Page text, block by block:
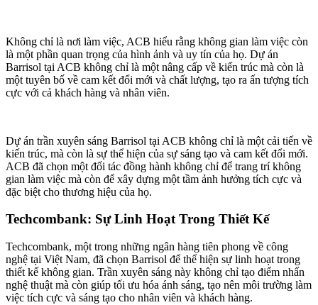
Không chỉ là nơi làm việc, ACB hiểu rằng không gian làm việc còn
là một phần quan trọng của hình ảnh và uy tín của họ. Dự án
Barrisol tại ACB không chỉ là một nâng cấp về kiến trúc mà còn là
một tuyên bố về cam kết đổi mới và chất lượng, tạo ra ấn tượng tích
cực với cả khách hàng và nhân viên.
Dự án trần xuyên sáng Barrisol tại ACB không chỉ là một cải tiến về
kiến trúc, mà còn là sự thể hiện của sự sáng tạo và cam kết đổi mới.
ACB đã chọn một đối tác đồng hành không chỉ để trang trí không
gian làm việc mà còn để xây dựng một tầm ảnh hưởng tích cực và
đặc biệt cho thương hiệu của họ.
Techcombank: Sự Linh Hoạt Trong Thiết Kế
Techcombank, một trong những ngân hàng tiên phong về công
nghệ tại Việt Nam, đã chọn Barrisol để thể hiện sự linh hoạt trong
thiết kế không gian. Trần xuyên sáng này không chỉ tạo điểm nhấn
nghệ thuật mà còn giúp tối ưu hóa ánh sáng, tạo nên môi trường làm
việc tích cực và sáng tạo cho nhân viên và khách hàng.